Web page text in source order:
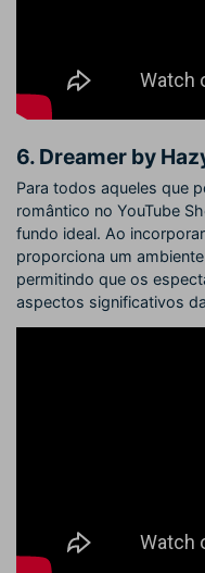
6. Dreamer by
Para todos aqueles que
romântico no YouTube
fundo ideal. Ao
proporciona um
permitindo que os
aspectos significativos